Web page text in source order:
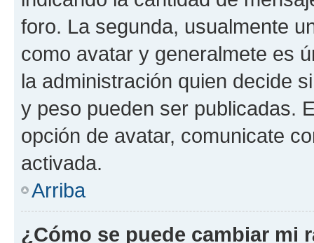
foro. La segunda, usualmente
como avatar y generalmete es
la administración quien decide
y peso pueden ser publicadas.
opción de avatar, comunicate
activada.
Arriba
¿Cómo se puede cambiar mi